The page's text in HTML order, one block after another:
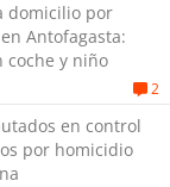
domicilio por
Antofagasta:
coche y niño
2
en control
por homicidio